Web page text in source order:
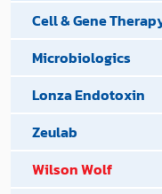
Cell & Gene
Microbiologics
Lonza Endotoxin
Zeulab
Wilson Wolf